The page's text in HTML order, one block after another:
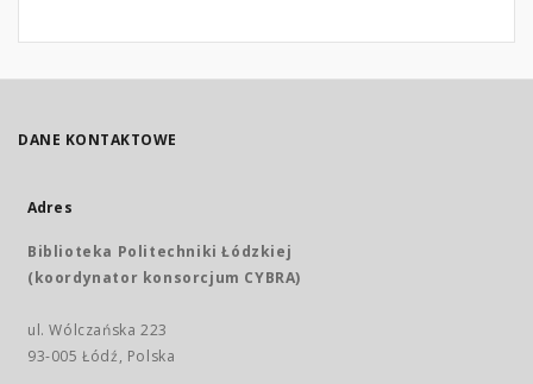
DANE KONTAKTOWE
Adres
Biblioteka Politechniki Łódzkiej
(koordynator konsorcjum CYBRA)
ul. Wólczańska 223
93-005 Łódź, Polska